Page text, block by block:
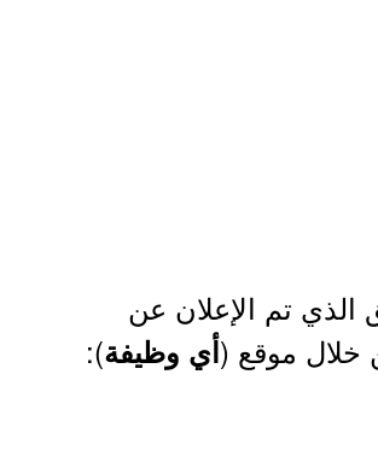
الذي تم الإعلان عن
خلال موقع (أي وظيفة):